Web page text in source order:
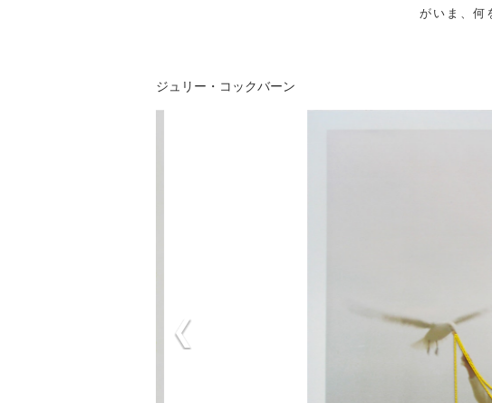
がいま、何
ジュリー・コックバーン